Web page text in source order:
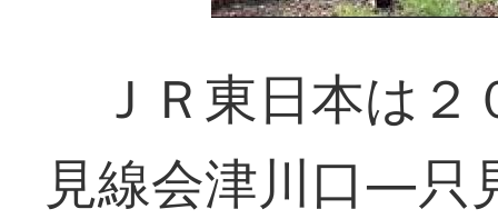
ＪＲ東日本は２
見線会津川口―只